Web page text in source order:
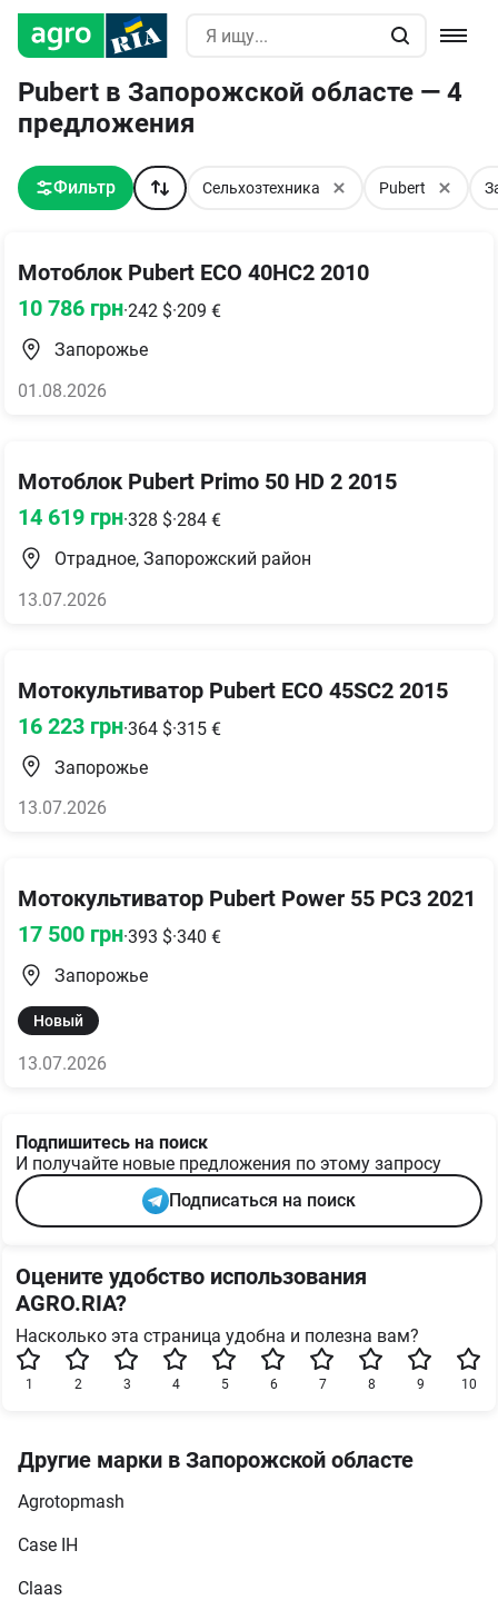
Pubert в Запорожской областе — 4
предложения
Фильтр Сельхозтехника Pubert
Мотоблок Pubert ECO 40HC2 2010
10 786 грн·242 $·209 €
Запорожье
01.08.2026
Мотоблок Pubert Primo 50 HD 2 2015
14 619 грн·328 $·284 €
Отрадное, Запорожский район
13.07.2026
Мотокультиватор Pubert ECO 45SC2 2015
16 223 грн·364 $·315 €
Запорожье
13.07.2026
Мотокультиватор Pubert Power 55 PC3 2021
17 500 грн·393 $·340 €
Запорожье
Новый
13.07.2026
Подпишитесь на поиск
И получайте новые предложения по этому запросу
Подписаться на поиск
Оцените удобство использования
AGRO.RIA?
Насколько эта страница удобна и полезна вам?
10
9
8
7
6
5
4
3
2
1
Другие марки в Запорожской областе
Agrotopmash
Case IH
Claas